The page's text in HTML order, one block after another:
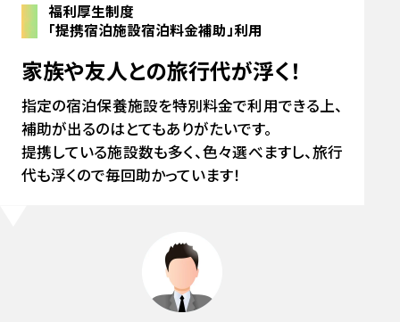
福利厚生制度
「提携宿泊施設宿泊料金補助」利用
家族や友人との旅行代が浮く！
指定の宿泊保養施設を特別料金で利用できる上、
補助が出るのはとてもありがたいです。
提携している施設数も多く、色々選べますし、旅行
代も浮くので毎回助かっています！